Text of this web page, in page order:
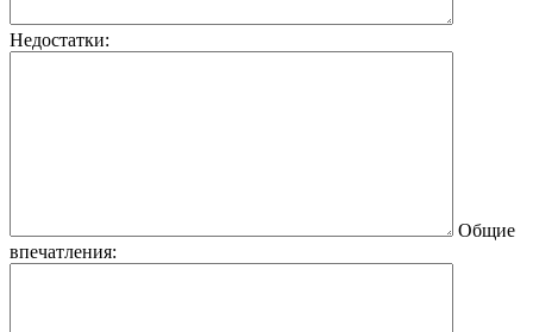
Недостатки:
Общие
впечатления: